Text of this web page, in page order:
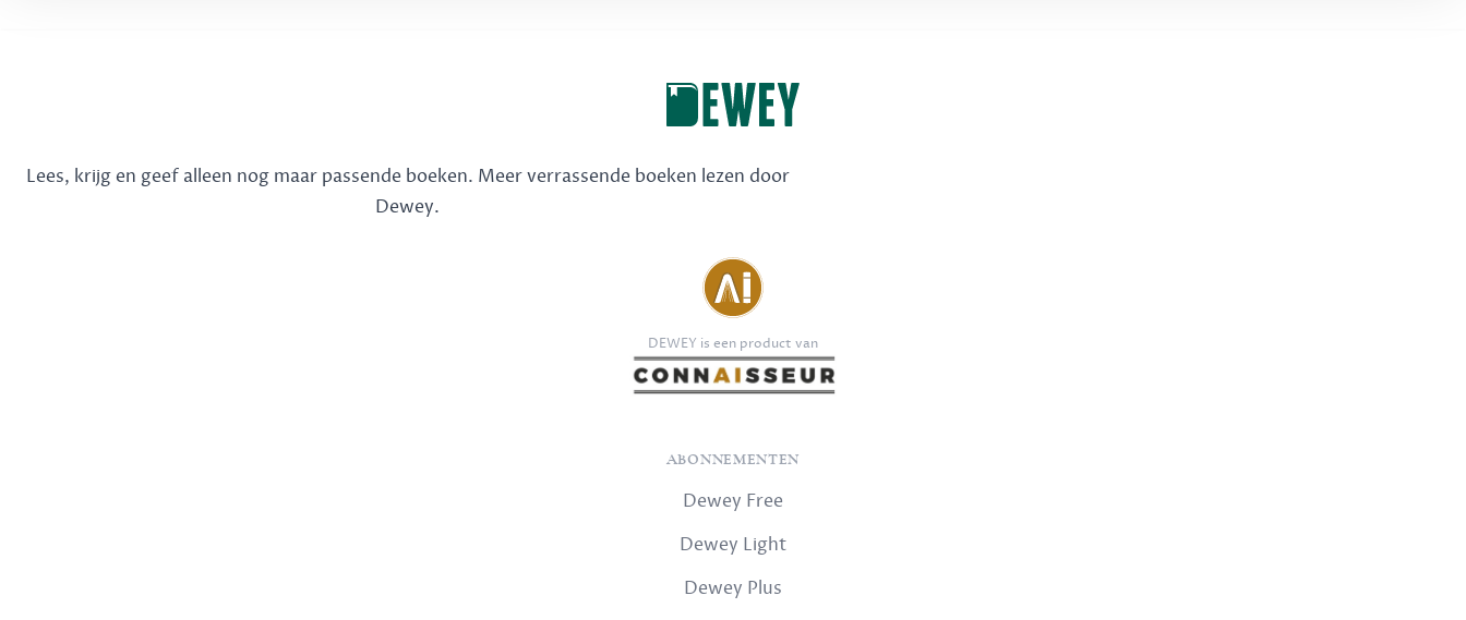
Lees, krijg en geef alleen nog maar passende boeken. Meer verrassende boeken lezen door
Dewey.
DEWEY is een product van
ABONNEMENTEN
Dewey Free
Dewey Light
Dewey Plus